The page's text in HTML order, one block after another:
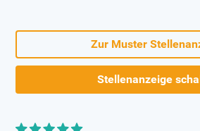
Zur Muster
Stellenanzeige